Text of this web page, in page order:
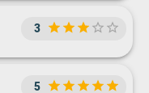
3
5